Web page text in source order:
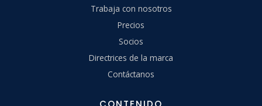
Trabaja con nosotros
Precios
Socios
Directrices de la marca
Contáctanos